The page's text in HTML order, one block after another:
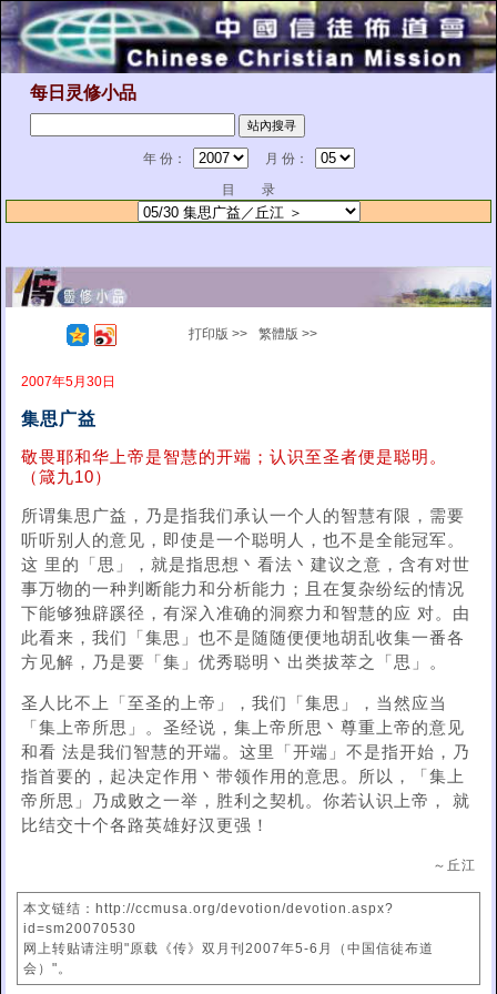
每日灵修小品
年 份：
月 份：
目 录
打印版 >> 繁體版 >>
2007年5月30日
集思广益
敬畏耶和华上帝是智慧的开端；认识至圣者便是聪明。
（箴九10）
所谓集思广益，乃是指我们承认一个人的智慧有限，需要
听听别人的意见，即使是一个聪明人，也不是全能冠军。
这 里的「思」，就是指思想丶看法丶建议之意，含有对世
事万物的一种判断能力和分析能力；且在复杂纷纭的情况
下能够独辟蹊径，有深入准确的洞察力和智慧的应 对。由
此看来，我们「集思」也不是随随便便地胡乱收集一番各
方见解，乃是要「集」优秀聪明丶出类拔萃之「思」。
圣人比不上「至圣的上帝」，我们「集思」，当然应当
「集上帝所思」。圣经说，集上帝所思丶尊重上帝的意见
和看 法是我们智慧的开端。这里「开端」不是指开始，乃
指首要的，起决定作用丶带领作用的意思。所以，「集上
帝所思」乃成败之一举，胜利之契机。你若认识上帝， 就
比结交十个各路英雄好汉更强！
～丘江
本文链结：http://ccmusa.org/devotion/devotion.aspx?
id=sm20070530
网上转贴请注明"原载《传》双月刊2007年5-6月（中国信徒布道
会）"。